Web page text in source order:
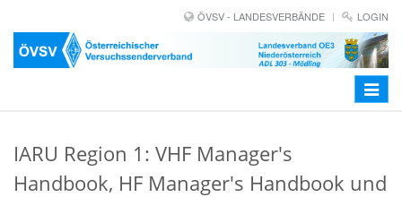
ÖVSV - LANDESVERBÄNDE LOGIN
Toggle
IARU Region 1: VHF Manager's
Handbook, HF Manager's Handbook und